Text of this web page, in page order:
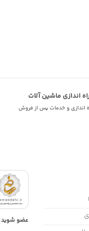
اندازی ماشین آلات
اندازی و خدمات پس از فروش
عضو شوید